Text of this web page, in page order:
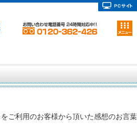
ご利用のお客様から頂いた感想のお言